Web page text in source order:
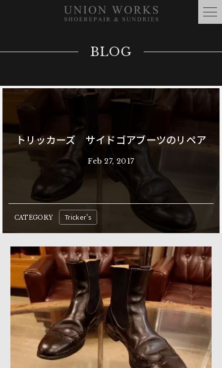
BLOG
トリッカーズ サイドゴアブーツのリペア
Feb 27, 2017
CATEGORY Tricker's